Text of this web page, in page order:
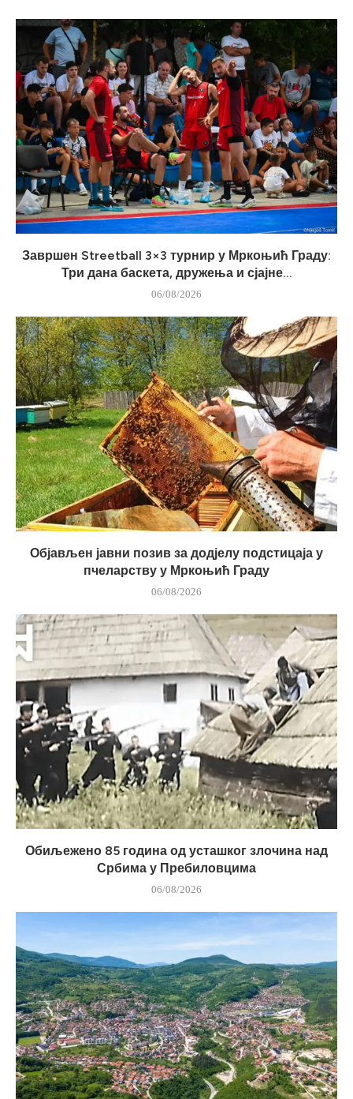
Завршен Streetball 3×3 турнир у Мркоњић Граду:
Три дана баскета, дружења и сјајне...
06/08/2026
Објављен јавни позив за додјелу подстицаја у
пчеларству у Мркоњић Граду
06/08/2026
Обиљежено 85 година од усташког злочина над
Србима у Пребиловцима
06/08/2026